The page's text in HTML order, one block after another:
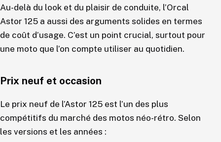
Au-delà du look et du plaisir de conduite, l’Orcal
Astor 125 a aussi des arguments solides en termes
de coût d’usage. C’est un point crucial, surtout pour
une moto que l’on compte utiliser au quotidien.
Prix neuf et occasion
Le prix neuf de l’Astor 125 est l’un des plus
compétitifs du marché des motos néo-rétro. Selon
les versions et les années :